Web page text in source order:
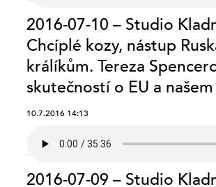
2016-07-10 – Studio
Chcíplé kozy, nástup
králíkům. Tereza
skutečností o EU a
10.7.2016 14:13
2016-07-09 – Studio